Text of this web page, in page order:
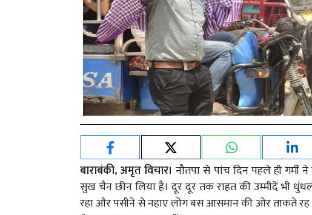
बाराबंकी, अमृत विचार।नौतपा से पांच दिन पहले ही
सुख चैन छीन लिया है। दूर दूर तक राहत की उम्मीदें भी धुंधली
रहा और पसीने से नहाए लोग बस आसमान की ओर ताकते